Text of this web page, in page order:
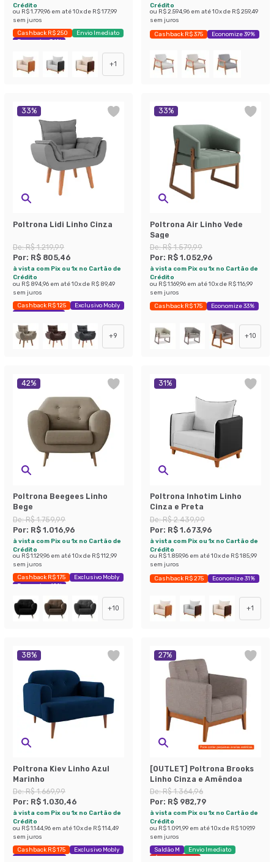
Crédito
ou R$ 1.779,96 em até10x de R$ 177,99
sem juros
Cashback R$ 250
Envio Imediato
Economize 34%
+1
Crédito
ou R$ 2.594,96 em até10x de R$ 259,49
sem juros
Cashback R$ 375 Economize 39%
33%
Poltrona Lidi Linho Cinza
De:R$ 1.219,99
Por: R$ 805,46
à vista com Pix ou 1x no Cartão de
Crédito
ou R$ 894,96 em até10x de R$ 89,49
sem juros
Cashback R$ 125
Exclusivo Mobly
Economize 33%
+9
33%
Poltrona Air Linho Vede
Sage
De:R$ 1.579,99
Por: R$ 1.052,96
à vista com Pix ou 1x no Cartão de
Crédito
ou R$ 1.169,96 em até10x de R$ 116,99
sem juros
Cashback R$ 175 Economize 33%
+10
42%
Poltrona Beegees Linho
Bege
De:R$ 1.759,99
Por: R$ 1.016,96
à vista com Pix ou 1x no Cartão de
Crédito
ou R$ 1.129,96 em até10x de R$ 112,99
sem juros
Cashback R$ 175
Exclusivo Mobly
Economize 42%
+10
31%
Poltrona Inhotim Linho
Cinza e Preta
De:R$ 2.439,99
Por: R$ 1.673,96
à vista com Pix ou 1x no Cartão de
Crédito
ou R$ 1.859,96 em até10x de R$ 185,99
sem juros
Cashback R$ 275 Economize 31%
+1
38%
Poltrona Kiev Linho Azul
Marinho
De:R$ 1.669,99
Por: R$ 1.030,46
à vista com Pix ou 1x no Cartão de
Crédito
ou R$ 1.144,96 em até10x de R$ 114,49
sem juros
Cashback R$ 175
Exclusivo Mobly
Economize 38%
27%
[OUTLET] Poltrona Brooks
Linho Cinza e Amêndoa
De:R$ 1.364,96
Por: R$ 982,79
à vista com Pix ou 1x no Cartão de
Crédito
ou R$ 1.091,99 em até10x de R$ 109,19
sem juros
Saldão M
Envio Imediato
Últimas peças